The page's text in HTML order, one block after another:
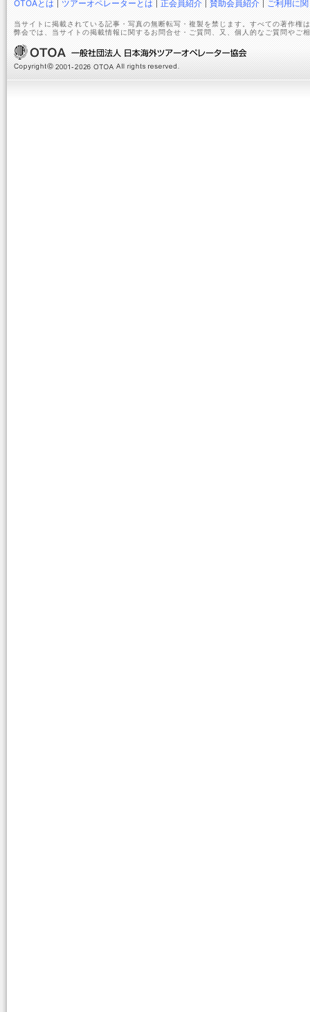
OTOAとは ツアーオペレーターとは 正会員紹介 賛助会員紹介 ご利用に
当サイトに掲載されている記事・写真の無断転写・複製を禁じます。すべての著作権
弊会では、当サイトの掲載情報に関するお問合せ・ご質問、又、個人的なご質問やご